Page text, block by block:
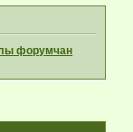
форумчан